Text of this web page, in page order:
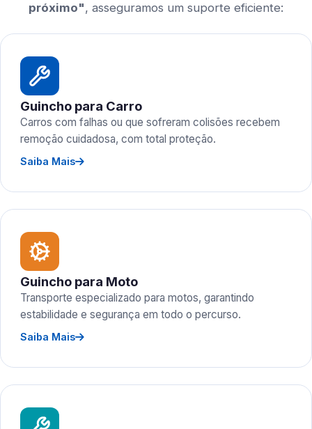
próximo", asseguramos um suporte eficiente:
Guincho para Carro
Carros com falhas ou que sofreram colisões recebem
remoção cuidadosa, com total proteção.
Saiba Mais
Guincho para Moto
Transporte especializado para motos, garantindo
estabilidade e segurança em todo o percurso.
Saiba Mais